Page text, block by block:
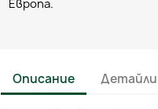
Европа.
Описание